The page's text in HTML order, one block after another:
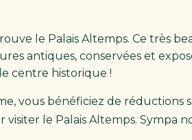
le Palais Altemps. Ce très
antiques, conservées et
centre historique !
vous bénéficiez de
le Palais Altemps. Sympa